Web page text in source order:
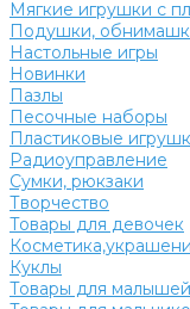
Мягкие игрушки с
Подушки,
Настольные игры
Новинки
Пазлы
Песочные наборы
Пластиковые
Радиоуправление
Сумки, рюкзаки
Творчество
Товары для девочек
Куклы
Товары для малышей